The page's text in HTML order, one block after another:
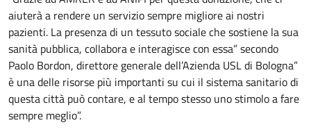
aiuterà a rendere un servizio sempre migliore ai nostri
pazienti. La presenza di un tessuto sociale che sostiene la sua
sanità pubblica, collabora e interagisce con essa” secondo
Paolo Bordon, direttore generale dell’Azienda USL di Bologna”
è una delle risorse più importanti su cui il sistema sanitario di
questa città può contare, e al tempo stesso uno stimolo a fare
sempre meglio”.